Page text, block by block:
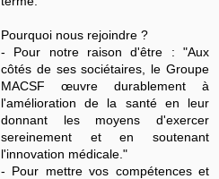
Pourquoi nous rejoindre ?
- Pour notre raison d'être : "Aux
côtés de ses sociétaires, le Groupe
MACSF œuvre durablement à
l'amélioration de la santé en leur
donnant les moyens d'exercer
sereinement et en soutenant
l'innovation médicale."
- Pour mettre vos compétences et